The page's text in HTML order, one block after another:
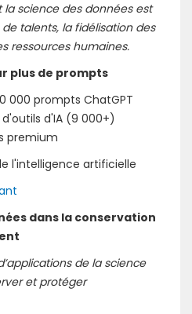
la science des données est
talents, la fidélisation des
ressources humaines.
plus de prompts
000 prompts ChatGPT
d'outils d'IA (9 000+)
premium
l'intelligence artificielle
dans la conservation
de la science
et protéger